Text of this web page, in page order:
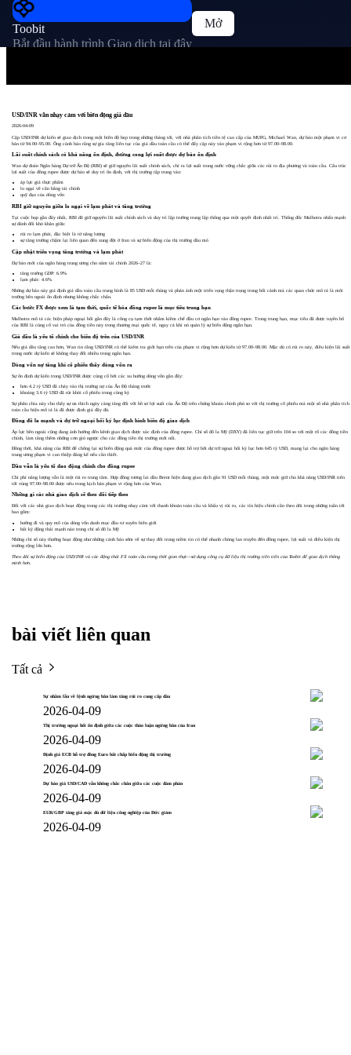
Toobit
Bắt đầu hành trình Giao dịch tại đây
Mở
USD/INR vẫn nhạy cảm với biến động giá dầu
2026-04-09
Cặp USD/INR dự kiến sẽ giao dịch trong một biên độ hẹp trong những tháng tới, với nhà phân tích tiền tệ cao cấp của MUFG, Michael Wan, dự báo một phạm vi cơ
bản từ 94.00–95.00. Ông cảnh báo rằng sự gia tăng liên tục của giá dầu toàn cầu có thể đẩy cặp này vào phạm vi rộng hơn từ 97.00–98.00.
Lãi suất chính sách có khả năng ổn định, đường cong lợi suất được dự báo ổn định
Wan dự đoán Ngân hàng Dự trữ Ấn Độ (RBI) sẽ giữ nguyên lãi suất chính sách, chỉ ra lợi suất trong nước vững chắc giữa các rủi ro địa phương và toàn cầu. Cấu trúc
lợi suất của đồng rupee được dự báo sẽ duy trì ổn định, với thị trường tập trung vào:
áp lực giá thực phẩm
lo ngại về cân bằng tài chính
quỹ đạo của dòng vốn
RBI giữ nguyên giữa lo ngại về lạm phát và tăng trưởng
Tại cuộc họp gần đây nhất, RBI đã giữ nguyên lãi suất chính sách và duy trì lập trường trung lập thông qua một quyết định nhất trí. Thống đốc Malhotra nhấn mạnh
sự đánh đổi khó khăn giữa:
rủi ro lạm phát, đặc biệt là từ năng lượng
sự tăng trưởng chậm lại liên quan đến xung đột ở Iran và sự biến động của thị trường dầu mỏ
Cập nhật triển vọng tăng trưởng và lạm phát
Dự báo mới của ngân hàng trung ương cho năm tài chính 2026–27 là:
tăng trưởng GDP: 6.9%
lạm phát: 4.6%
Những dự báo này giả định giá dầu toàn cầu trung bình là 85 USD mỗi thùng và phản ánh một triển vọng thận trọng trong bối cảnh mà các quan chức mô tả là môi
trường bên ngoài ổn định nhưng không chắc chắn.
Các bước FX được xem là tạm thời, quốc tế hóa đồng rupee là mục tiêu trung hạn
Malhotra mô tả các biện pháp ngoại hối gần đây là công cụ tạm thời nhằm kiềm chế đầu cơ ngắn hạn vào đồng rupee. Trong trung hạn, mục tiêu đã được tuyên bố
của RBI là củng cố vai trò của đồng tiền này trong thương mại quốc tế, ngay cả khi nó quản lý sự biến động ngắn hạn.
Giá dầu là yếu tố chính cho biên độ trên của USD/INR
Nếu giá dầu tăng cao hơn, Wan tin rằng USD/INR có thể kiểm tra giới hạn trên của phạm vi rộng hơn dự kiến từ 97.00–98.00. Mặc dù có rủi ro này, điều kiện lãi suất
trong nước dự kiến sẽ không thay đổi nhiều trong ngắn hạn.
Dòng vốn nợ tăng khi cổ phiếu thấy dòng vốn ra
Sự ổn định dự kiến trong USD/INR được củng cố bởi các xu hướng dòng vốn gần đây:
hơn 4.2 tỷ USD đã chảy vào thị trường nợ của Ấn Độ tháng trước
khoảng 3.6 tỷ USD đã rút khỏi cổ phiếu trong cùng kỳ
Sự phân chia này cho thấy sự ưa thích ngày càng tăng đối với hồ sơ lợi suất của Ấn Độ trên chứng khoán chính phủ so với thị trường cổ phiếu mà một số nhà phân tích
toàn cầu hiện mô tả là đã được định giá đầy đủ.
Đồng đô la mạnh và dự trữ ngoại hối kỷ lục định hình biên độ giao dịch
Áp lực bên ngoài cũng đang ảnh hưởng đến kênh giao dịch được xác định của đồng rupee. Chỉ số đô la Mỹ (DXY) đã liên tục giữ trên 104 so với một rổ các đồng tiền
chính, làm tăng thêm những cơn gió ngược cho các đồng tiền thị trường mới nổi.
Đồng thời, khả năng của RBI để chống lại sự biến động quá mức của đồng rupee được hỗ trợ bởi dự trữ ngoại hối kỷ lục hơn 645 tỷ USD, mang lại cho ngân hàng
trung ương phạm vi can thiệp đáng kể nếu cần thiết.
Dầu vẫn là yếu tố dao động chính cho đồng rupee
Chi phí năng lượng vẫn là một rủi ro trung tâm. Hợp đồng tương lai dầu Brent hiện đang giao dịch gần 91 USD mỗi thùng, một mức giữ cho khả năng USD/INR tiến
tới vùng 97.00–98.00 được nêu trong kịch bản phạm vi rộng hơn của Wan.
Những gì các nhà giao dịch sẽ theo dõi tiếp theo
Đối với các nhà giao dịch hoạt động trong các thị trường nhạy cảm với thanh khoản toàn cầu và khẩu vị rủi ro, các tín hiệu chính cần theo dõi trong những tuần tới
bao gồm:
hướng đi và quy mô của dòng vốn danh mục đầu tư xuyên biên giới
bất kỳ động thái mạnh nào trong chỉ số đô la Mỹ
Những chỉ số này thường hoạt động như những cảnh báo sớm về sự thay đổi trong niềm tin có thể nhanh chóng lan truyền đến đồng rupee, lợi suất và điều kiện thị
trường rộng lớn hơn.
Theo dõi sự biến động của USD/INR và các động thái FX toàn cầu trong thời gian thực—sử dụng công cụ dữ liệu thị trường tiên tiến của Toobit để giao dịch thông
minh hơn.
bài viết liên quan
Tất cả
Sự nhầm lẫn về lệnh ngừng bắn làm tăng rủi ro cung cấp dầu
2026-04-09
Thị trường ngoại hối ổn định giữa các cuộc thảo luận ngừng bắn của Iran
2026-04-09
Định giá ECB hỗ trợ đồng Euro bất chấp biến động thị trường
2026-04-09
Dự báo giá USD/CAD vẫn không chắc chắn giữa các cuộc đàm phán
2026-04-09
EUR/GBP tăng giá mặc dù dữ liệu công nghiệp của Đức giảm
2026-04-09